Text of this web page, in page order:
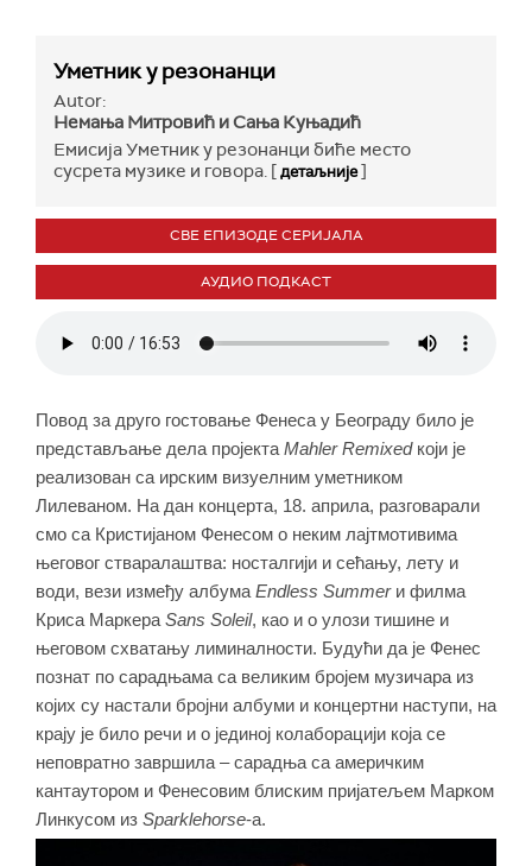
Уметник у резонанци
Autor:
Немања Митровић и Сања Куњадић
Емисија Уметник у резонанци биће место
сусрета музике и говора. [детаљније]
СВЕ ЕПИЗОДЕ СЕРИЈАЛА
АУДИО ПОДКАСТ
Повод за друго гостовање Фенеса у Београду било је
представљање дела пројекта Mahler Remixed који је
реализован са ирским визуелним уметником
Лилеваном. На дан концерта, 18. априла, разговарали
смо са Кристијаном Фенесом о неким лајтмотивима
његовог стваралаштва: носталгији и сећању, лету и
води, вези између албума Endless Summer и филма
Криса Маркера Sans Soleil, као и о улози тишине и
његовом схватању лиминалности. Будући да је Фенес
познат по сарадњама са великим бројем музичара из
којих су настали бројни албуми и концертни наступи, на
крају је било речи и о јединој колаборацији која се
неповратно завршила – сарадња са америчким
кантаутором и Фенесовим блиским пријатељем Марком
Линкусом из Sparklehorse-а.